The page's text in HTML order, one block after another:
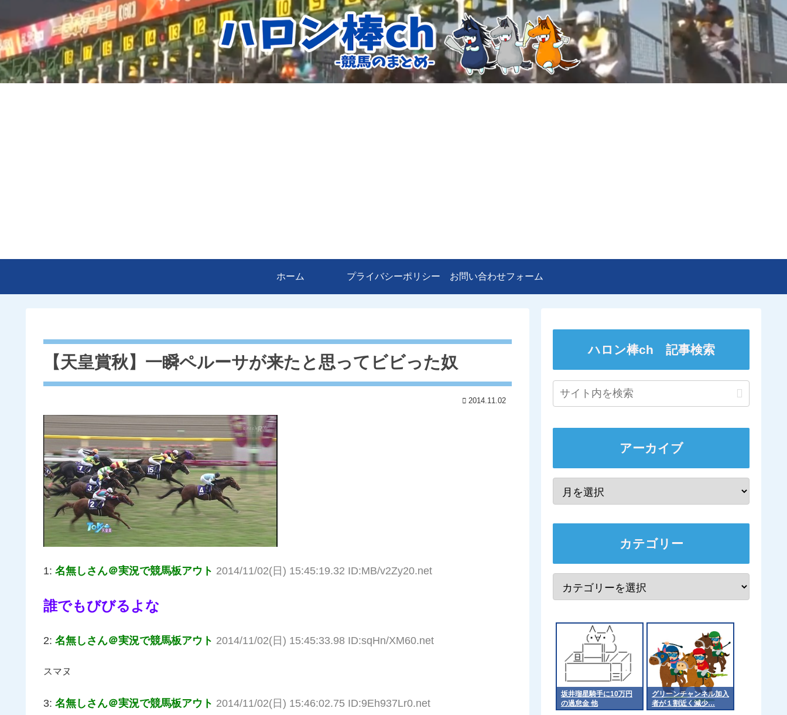
ホーム プライバシーポリシー お問い合わせフォーム
【天皇賞秋】一瞬ペルーサが来たと思ってビビった奴
2014.11.02
1: 名無しさん＠実況で競馬板アウト 2014/11/02(日) 15:45:19.32 ID:MB/v2Zy20.net
誰でもびびるよな
2: 名無しさん＠実況で競馬板アウト 2014/11/02(日) 15:45:33.98 ID:sqHn/XM60.net
スマヌ
3: 名無しさん＠実況で競馬板アウト 2014/11/02(日) 15:46:02.75 ID:9Eh937Lr0.net
ハロン棒ch 記事検索
アーカイブ
カテゴリー
坂井瑠星騎手に10万円
の過怠金 他
グリーンチャンネル加入
者が１割近く減少…
JRA無料ライブ配信開